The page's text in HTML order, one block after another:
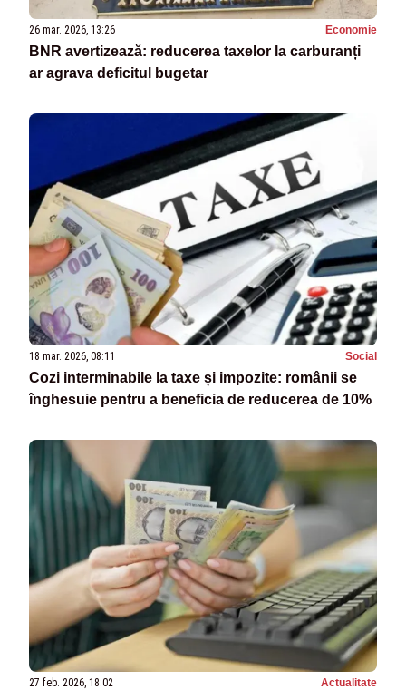
26 mar. 2026, 13:26 Economie
BNR avertizează: reducerea taxelor la carburanți
ar agrava deficitul bugetar
18 mar. 2026, 08:11 Social
Cozi interminabile la taxe și impozite: românii se
înghesuie pentru a beneficia de reducerea de 10%
27 feb. 2026, 18:02 Actualitate